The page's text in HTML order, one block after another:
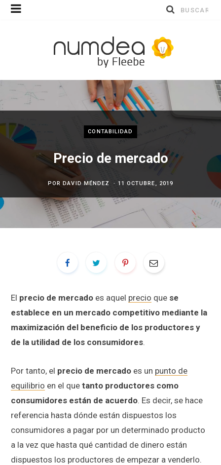
Buscar
CONTABILIDAD
Precio de mercado
PORDAVID MÉNDEZ 11 OCTUBRE, 2019
El precio de mercado es aquel precio que se
establece en un mercado competitivo mediante la
maximización del beneficio de los productores y
de la utilidad de los consumidores.
Por tanto, el precio de mercado es un punto de
equilibrio en el que tanto productores como
consumidores están de acuerdo. Es decir, se hace
referencia hasta dónde están dispuestos los
consumidores a pagar por un determinado producto
a la vez que hasta qué cantidad de dinero están
dispuestos los productores de empezar a venderlo.